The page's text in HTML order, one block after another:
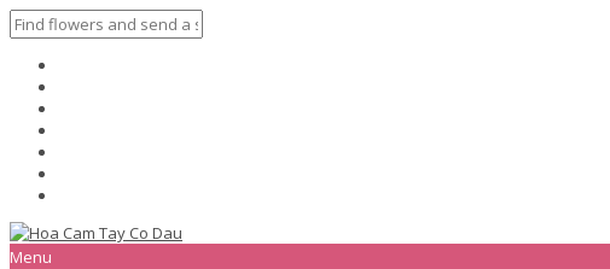
Menu